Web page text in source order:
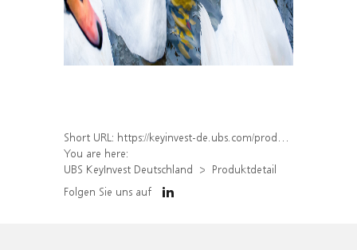
Short URL: https://keyinvest-de.ubs.com/produkt/detail/index/isin/DE000WA62PS9
You are here:
UBS KeyInvest Deutschland
Produktdetail
Folgen Sie uns auf